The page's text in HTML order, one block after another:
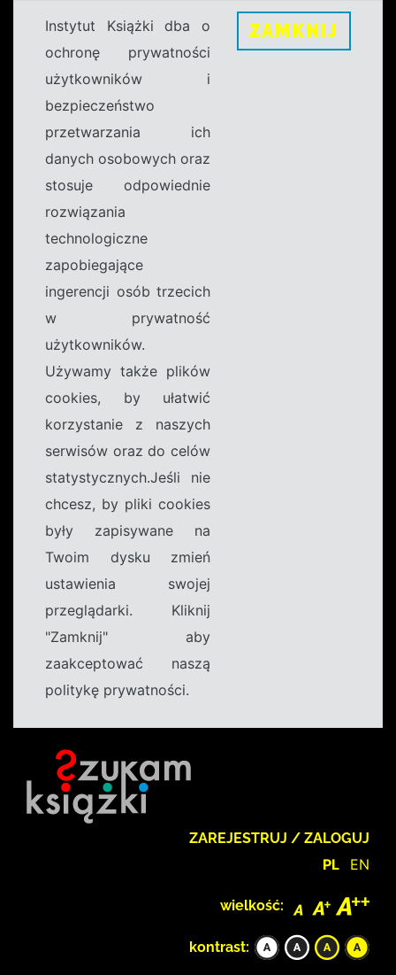
Instytut Książki dba o
ochronę prywatności
użytkowników i
bezpieczeństwo
przetwarzania ich
danych osobowych oraz
stosuje odpowiednie
rozwiązania
technologiczne
zapobiegające
ingerencji osób trzecich
w prywatność
użytkowników.
Używamy także plików
cookies, by ułatwić
korzystanie z naszych
serwisów oraz do celów
statystycznych.Jeśli nie
chcesz, by pliki cookies
były zapisywane na
Twoim dysku zmień
ustawienia swojej
przeglądarki. Kliknij
"Zamknij" aby
zaakceptować naszą
politykę prywatności.
ZAMKNIJ
ZAREJESTRUJ / ZALOGUJ
PL EN
wielkość:
kontrast: